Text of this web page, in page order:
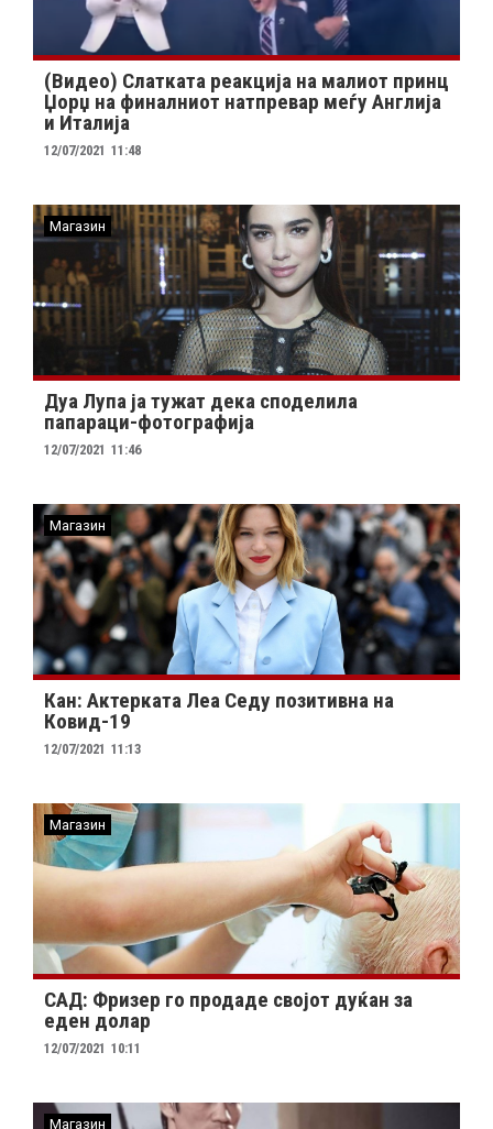
(Видео) Слатката реакција на малиот принц
Џорџ на финалниот натпревар меѓу Англија
и Италија
12/07/2021 11:48
Магазин
Дуа Лупа ја тужат дека споделила
папараци-фотографија
12/07/2021 11:46
Магазин
Кан: Aктерката Леа Седу позитивнa на
Ковид-19
12/07/2021 11:13
Магазин
САД: Фризер го продаде својот дуќан за
еден долар
12/07/2021 10:11
Магазин